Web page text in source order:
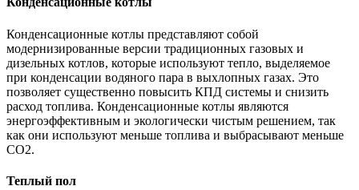
Конденсационные котлы представляют собой
модернизированные версии традиционных газовых и
дизельных котлов, которые используют тепло, выделяемое
при конденсации водяного пара в выхлопных газах. Это
позволяет существенно повысить КПД системы и снизить
расход топлива. Конденсационные котлы являются
энергоэффективным и экологически чистым решением, так
как они используют меньше топлива и выбрасывают меньше
CO2.
Теплый пол